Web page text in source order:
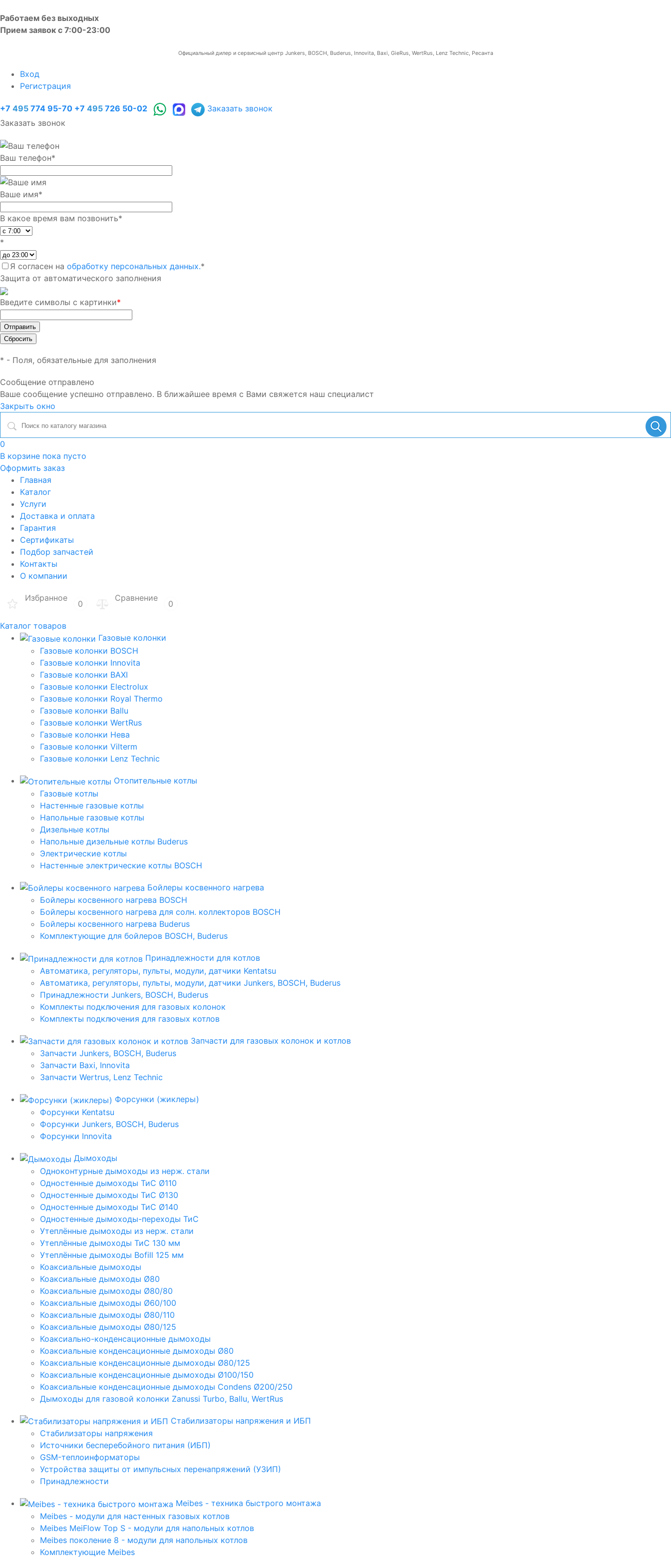
Работаем без выходных
Прием заявок с 7:00-23:00
Официальный дилер и сервисный центр Junkers, BOSCH, Buderus, Innovita, Baxi, GieRus, WertRus, Lenz Technic, Ресанта
Вход
Регистрация
+7 495 774 95-70 +7 495 726 50-02
Заказать звонок
Заказать звонок
Ваш телефон*
Ваше имя*
В какое время вам позвонить*
*
Я согласен на обработку персональных данных.*
Защита от автоматического заполнения
Введите символы с картинки*
* - Поля, обязательные для заполнения
Сообщение отправлено
Ваше сообщение успешно отправлено. В ближайшее время с Вами свяжется наш специалист
Закрыть окно
0
В корзине пока пусто
Оформить заказ
Главная
Каталог
Услуги
Доставка и оплата
Гарантия
Сертификаты
Подбор запчастей
Контакты
О компании
Избранное
0
Сравнение
0
Каталог товаров
Газовые колонки
Газовые колонки BOSCH
Газовые колонки Innovita
Газовые колонки BAXI
Газовые колонки Electrolux
Газовые колонки Royal Thermo
Газовые колонки Ballu
Газовые колонки WertRus
Газовые колонки Нева
Газовые колонки Vilterm
Газовые колонки Lenz Technic
Отопительные котлы
Газовые котлы
Настенные газовые котлы
Напольные газовые котлы
Дизельные котлы
Напольные дизельные котлы Buderus
Электрические котлы
Настенные электрические котлы BOSCH
Бойлеры косвенного нагрева
Бойлеры косвенного нагрева BOSCH
Бойлеры косвенного нагрева для солн. коллекторов BOSCH
Бойлеры косвенного нагрева Buderus
Комплектующие для бойлеров BOSCH, Buderus
Принадлежности для котлов
Автоматика, регуляторы, пульты, модули, датчики Kentatsu
Автоматика, регуляторы, пульты, модули, датчики Junkers, BOSCH, Buderus
Принадлежности Junkers, BOSCH, Buderus
Комплекты подключения для газовых колонок
Комплекты подключения для газовых котлов
Запчасти для газовых колонок и котлов
Запчасти Junkers, BOSCH, Buderus
Запчасти Baxi, Innovita
Запчасти Wertrus, Lenz Technic
Форсунки (жиклеры)
Форсунки Kentatsu
Форсунки Junkers, BOSCH, Buderus
Форсунки Innovita
Дымоходы
Одноконтурные дымоходы из нерж. стали
Одностенные дымоходы ТиС Ø110
Одностенные дымоходы ТиС Ø130
Одностенные дымоходы ТиС Ø140
Одностенные дымоходы-переходы ТиС
Утеплённые дымоходы из нерж. стали
Утеплённые дымоходы ТиС 130 мм
Утеплённые дымоходы Bofill 125 мм
Коаксиальные дымоходы
Коаксиальные дымоходы Ø80
Коаксиальные дымоходы Ø80/80
Коаксиальные дымоходы Ø60/100
Коаксиальные дымоходы Ø80/110
Коаксиальные дымоходы Ø80/125
Коаксиально-конденсационные дымоходы
Коаксиальные конденсационные дымоходы Ø80
Коаксиальные конденсационные дымоходы Ø80/125
Коаксиальные конденсационные дымоходы Ø100/150
Коаксиальные конденсационные дымоходы Condens Ø200/250
Дымоходы для газовой колонки Zanussi Turbo, Ballu, WertRus
Стабилизаторы напряжения и ИБП
Стабилизаторы напряжения
Источники бесперебойного питания (ИБП)
GSM-теплоинформаторы
Устройства защиты от импульсных перенапряжений (УЗИП)
Принадлежности
Meibes - техника быстрого монтажа
Meibes - модули для настенных газовых котлов
Meibes MeiFlow Top S - модули для напольных котлов
Meibes поколение 8 - модули для напольных котлов
Комплектующие Meibes